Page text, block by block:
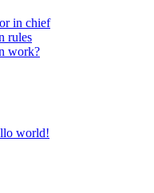
in chief
rules
work?
world!